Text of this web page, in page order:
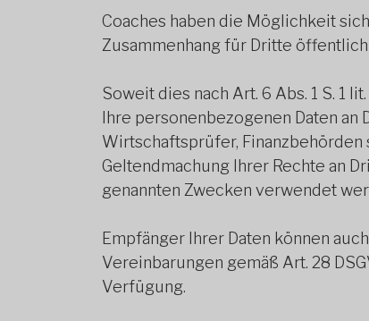
Coaches haben die Möglichkeit
Zusammenhang für Dritte öffentlich
Soweit dies nach Art. 6 Abs. 1 S. 1
Ihre personenbezogenen Daten
Wirtschaftsprüfer,
Geltendmachung Ihrer Rechte an
genannten Zwecken verwendet
Empfänger Ihrer Daten können
Vereinbarungen gemäß Art. 28
Verfügung.